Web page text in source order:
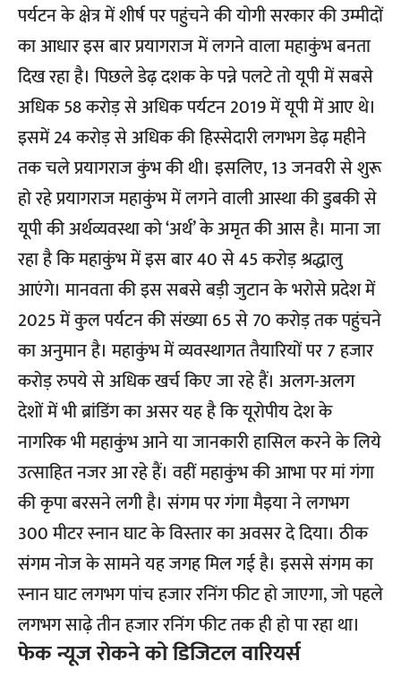
पर्यटन के क्षेत्र में शीर्ष पर पहुंचने की योगी सरकार की उम्मीदों
का आधार इस बार प्रयागराज में लगने वाला महाकुंभ बनता
दिख रहा है। पिछले डेढ़ दशक के पन्ने पलटे तो यूपी में सबसे
अधिक 58 करोड़ से अधिक पर्यटन 2019 में यूपी में आए थे।
इसमें 24 करोड़ से अधिक की हिस्सेदारी लगभग डेढ़ महीने
तक चले प्रयागराज कुंभ की थी। इसलिए, 13 जनवरी से शुरू
हो रहे प्रयागराज महाकुंभ में लगने वाली आस्था की डुबकी से
यूपी की अर्थव्यवस्था को ‘अर्थ’ के अमृत की आस है। माना जा
रहा है कि महाकुंभ में इस बार 40 से 45 करोड़ श्रद्धालु
आएंगे। मानवता की इस सबसे बड़ी जुटान के भरोसे प्रदेश में
2025 में कुल पर्यटन की संख्या 65 से 70 करोड़ तक पहुंचने
का अनुमान है। महाकुंभ में व्यवस्थागत तैयारियों पर 7 हजार
करोड़ रुपये से अधिक खर्च किए जा रहे हैं। अलग-अलग
देशों में भी ब्रांडिंग का असर यह है कि यूरोपीय देश के
नागरिक भी महाकुंभ आने या जानकारी हासिल करने के लिये
उत्साहित नजर आ रहे हैं। वहीं महाकुंभ की आभा पर मां गंगा
की कृपा बरसने लगी है। संगम पर गंगा मैइया ने लगभग
300 मीटर स्नान घाट के विस्तार का अवसर दे दिया। ठीक
संगम नोज के सामने यह जगह मिल गई है। इससे संगम का
स्नान घाट लगभग पांच हजार रनिंग फीट हो जाएगा, जो पहले
लगभग साढ़े तीन हजार रनिंग फीट तक ही हो पा रहा था।
फेक न्यूज रोकने को डिजिटल वारियर्स